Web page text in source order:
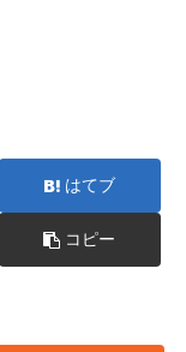
はてブ
コピー